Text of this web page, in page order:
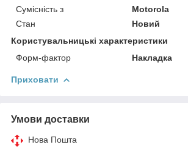
Сумісність з
Motorola
Стан
Новий
Користувальницькі характеристики
Форм-фактор
Накладка
Приховати
Умови доставки
Нова Пошта